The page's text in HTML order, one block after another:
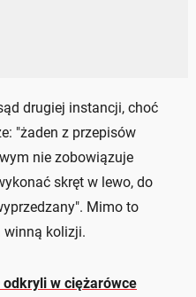
drugiej instancji, choć
"żaden z przepisów
nie zobowiązuje
skręt w lewo, do
Mimo to
winną kolizji.
w ciężarówce